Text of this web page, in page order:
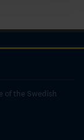
of the Swedish